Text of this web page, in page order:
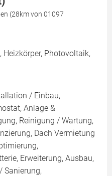
(28km von 01097
Heizkörper, Photovoltaik,
/ Einbau,
Anlage &
Reinigung / Wartung,
Dach Vermietung
Erweiterung, Ausbau,
Sanierung,